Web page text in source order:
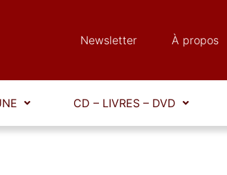
Newsletter À propos
CD – LIVRES – DVD